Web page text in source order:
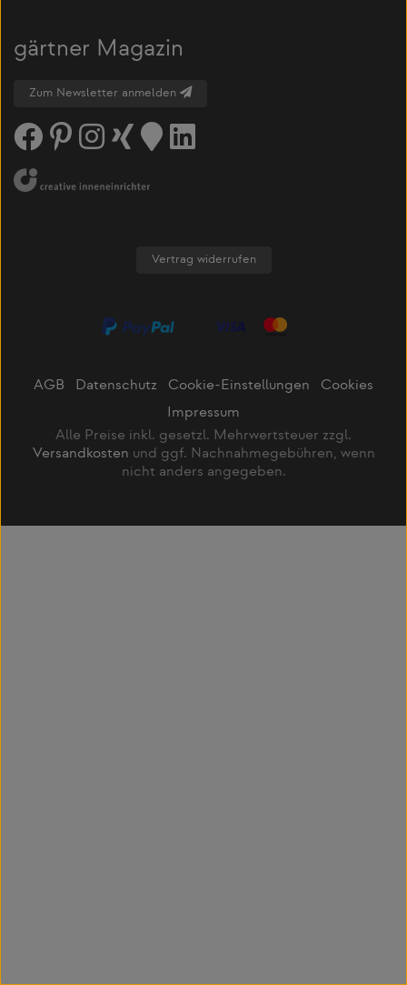
gärtner Magazin
Zum Newsletter anmelden
Vertrag widerrufen
AGB Datenschutz Cookie-Einstellungen
Cookies
Impressum
Alle Preise inkl. gesetzl. Mehrwertsteuer zzgl.
Versandkosten und ggf. Nachnahmegebühren, wenn
nicht anders angegeben.